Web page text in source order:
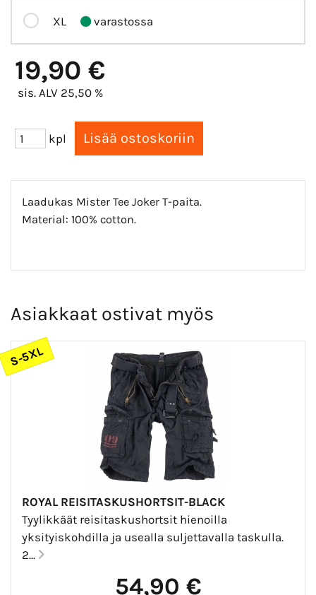
XL varastossa
19,90 €
sis. ALV 25,50 %
kpl
Laadukas Mister Tee Joker T-paita.
Material: 100% cotton.
Asiakkaat ostivat myös
S-5XL
ROYAL REISITASKUSHORTSIT-BLACK
Tyylikkäät reisitaskushortsit hienoilla
yksityiskohdilla ja usealla suljettavalla taskulla.
2...
54,90 €